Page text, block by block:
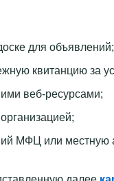
для объявлений;
квитанцию за
веб-ресурсами;
МФЦ или местную